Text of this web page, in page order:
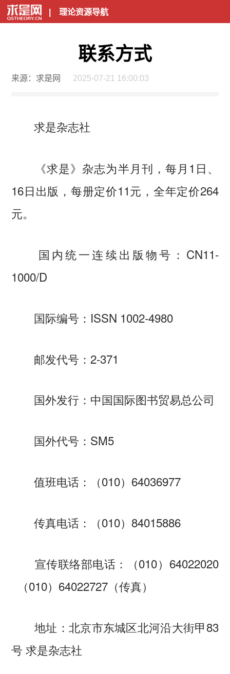
| 理论资源导航
联系方式
来源：求是网 2025-07-21 16:00:03
求是杂志社
《求是》杂志为半月刊，每月1日、
16日出版，每册定价11元，全年定价264
元。
国内统一连续出版物号：CN11-
1000/D
国际编号：ISSN 1002-4980
邮发代号：2-371
国外发行：中国国际图书贸易总公司
国外代号：SM5
值班电话：（010）64036977
传真电话：（010）84015886
宣传联络部电话：（010）64022020
（010）64022727（传真）
地址：北京市东城区北河沿大街甲83
号 求是杂志社